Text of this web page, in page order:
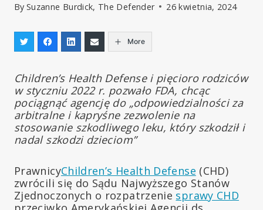
By Suzanne Burdick, The Defender 26 kwietnia, 2024
More
Children’s Health Defense i pięcioro rodziców
w styczniu 2022 r. pozwało FDA, chcąc
pociągnąć agencję do „odpowiedzialności za
arbitralne i kapryśne zezwolenie na
stosowanie szkodliwego leku, który szkodził i
nadal szkodzi dzieciom”
PrawnicyChildren’s Health Defense (CHD)
zwrócili się do Sądu Najwyższego Stanów
Zjednoczonych o rozpatrzenie sprawy CHD